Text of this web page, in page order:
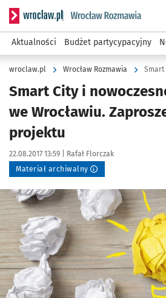
Serwis informacyjny wroclaw.pl
Aktualności Budżet partycypacyjny
wroclaw.pl Wrocław Rozmawia Smart
Smart City i
we Wrocławiu.
projektu
Data publikacji:
22.08.2017 13:59 | Autor:
Rafał Florczak
Materiał archiwalny
Kliknij, aby powiększyć